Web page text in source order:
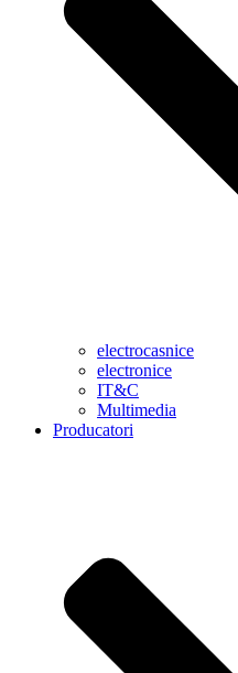
electrocasnice
electronice
IT&C
Multimedia
Producatori